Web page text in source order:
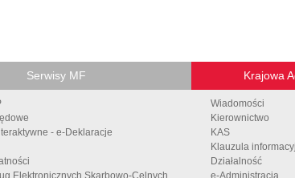
Serwisy MF
- e-Deklaracje
Elektronicznych Skarbowo-Celnych
Krajowa
Wiadomości
Kierownictwo
KAS
Klauzula
Działalność
e-Administracja